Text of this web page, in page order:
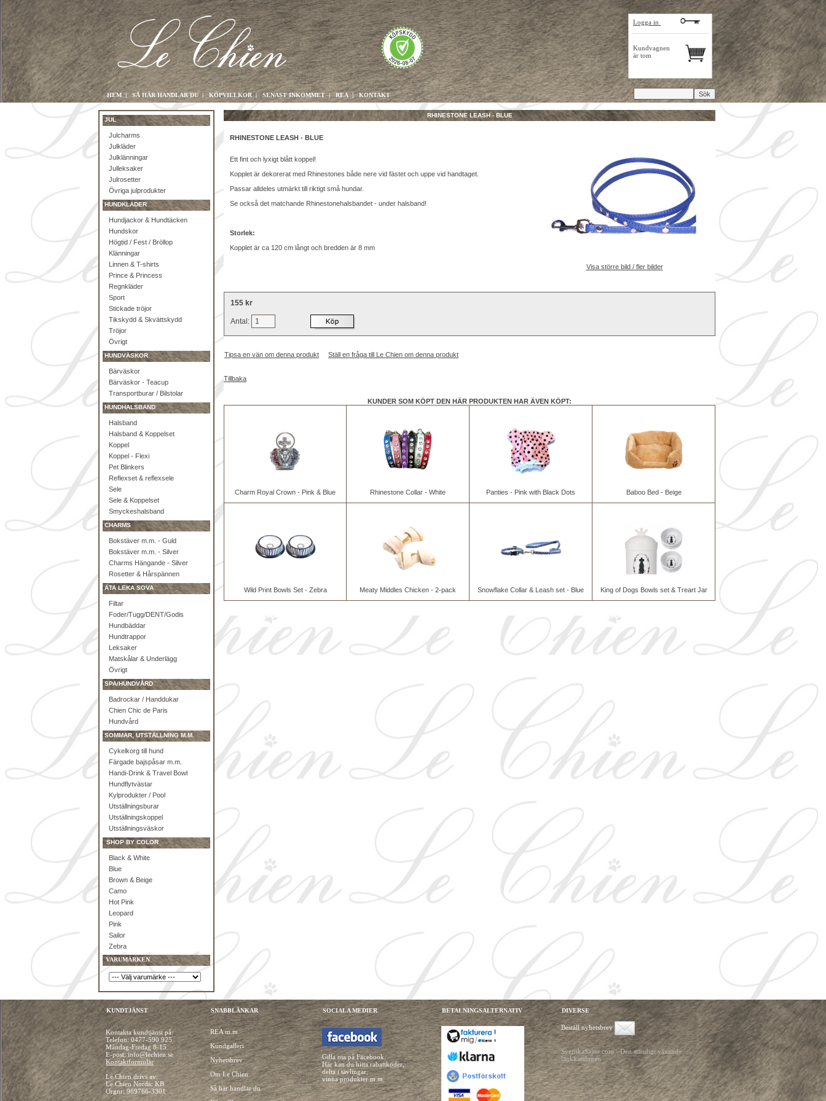
Logga in
Kundvagnen
är tom
HEM |SÅ HÄR HANDLAR DU | KÖPVILLKOR| SENAST INKOMMET| REA|KONTAKT
JUL
Julcharms
Julkläder
Julklänningar
Julleksaker
Julrosetter
Övriga julprodukter
HUNDKLÄDER
Hundjackor & Hundtäcken
Hundskor
Högtid / Fest / Bröllop
Klänningar
Linnen & T-shirts
Prince & Princess
Regnkläder
Sport
Stickade tröjor
Tikskydd & Skvättskydd
Tröjor
Övrigt
HUNDVÄSKOR
Bärväskor
Bärväskor - Teacup
Transportburar / Bilstolar
HUNDHALSBAND
Halsband
Halsband & Koppelset
Koppel
Koppel - Flexi
Pet Blinkers
Reflexset & reflexsele
Sele
Sele & Koppelset
Smyckeshalsband
CHARMS
Bokstäver m.m. - Guld
Bokstäver m.m. - Silver
Charms Hängande - Silver
Rosetter & Hårspännen
ÄTA LEKA SOVA
Filtar
Foder/Tugg/DENT/Godis
Hundbäddar
Hundtrappor
Leksaker
Matskålar & Underlägg
Övrigt
SPA/HUNDVÅRD
Badrockar / Handdukar
Chien Chic de Paris
Hundvård
SOMMAR, UTSTÄLLNING M.M.
Cykelkorg till hund
Färgade bajspåsar m.m.
Handi-Drink & Travel Bowl
Hundflytvästar
Kylprodukter / Pool
Utställningsburar
Utställningskoppel
Utställningsväskor
SHOP BY COLOR
Black & White
Blue
Brown & Beige
Camo
Hot Pink
Leopard
Pink
Sailor
Zebra
VARUMÄRKEN
RHINESTONE LEASH - BLUE
RHINESTONE LEASH - BLUE
Ett fint och lyxigt blått koppel!
Kopplet är dekorerat med Rhinestones både nere vid fästet och uppe vid handtaget.
Passar alldeles utmärkt till riktigt små hundar.
Se också det matchande Rhinestonehalsbandet - under halsband!
Storlek:
Kopplet är ca 120 cm långt och bredden är 8 mm
Visa större bild / fler bilder
155 kr
Antal:
Tipsa en vän om denna produkt Ställ en fråga till Le Chien om denna produkt
Tillbaka
KUNDER SOM KÖPT DEN HÄR PRODUKTEN HAR ÄVEN KÖPT:
Charm Royal Crown - Pink & Blue Rhinestone Collar - White Panties - Pink with Black Dots Baboo Bed - Beige
Wild Print Bowls Set - Zebra Meaty Middles Chicken - 2-pack Snowflake Collar & Leash set - Blue King of Dogs Bowls set & Treart Jar
KUNDTJÄNST
Kontakta kundtjänst på:
Telefon: 0477-590 925
Måndag-Fredag 8-15
E-post: info@lechien.se
Kontaktformulär
Le Chien drivs av:
Le Chien Nordic KB
Orgnr: 969766-3301
SNABBLÄNKAR
REA m.m.
Kundgalleri
Nyhetsbrev
Om Le Chien
Så här handlar du
SOCIALA MEDIER
Gilla oss på Facebook.
Här kan du hitta rabattkoder,
delta i tävlingar,
vinna produkter m.m.
BETALNINGSALTERNATIV DIVERSE
Beställ nyhetsbrev
SvenskaSajter.com - Den ständigt växande
länkkatalogen